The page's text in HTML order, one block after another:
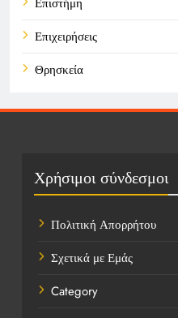
Επιχειρήσεις
Θρησκεία
Πολιτική
Υγεία
Ψυχαγωγία
Χρήσιμοι σύνδεσμοι
Πολιτική Απορρήτου
Σχετικά με Εμάς
Category